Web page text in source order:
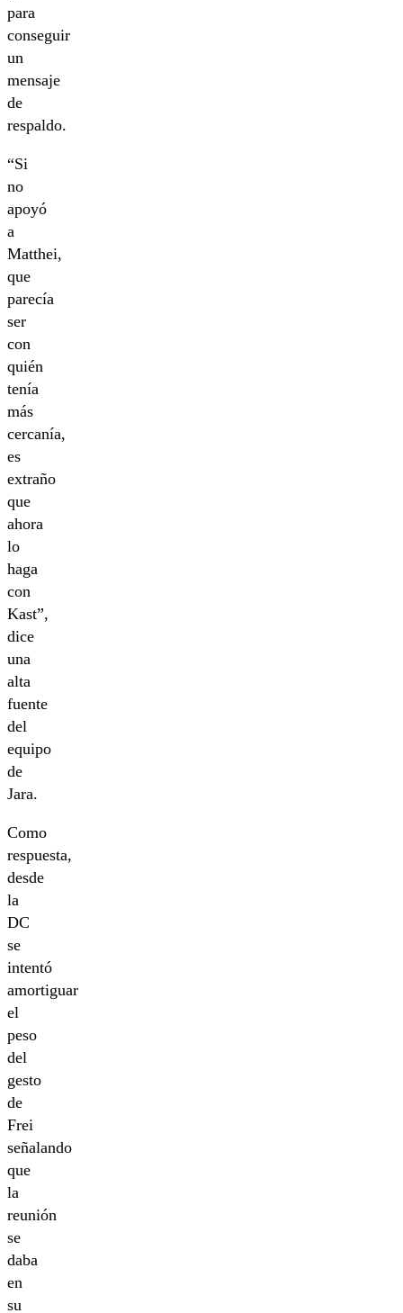
para
conseguir
un
mensaje
de
respaldo.
“Si
no
apoyó
a
Matthei,
que
parecía
ser
con
quién
tenía
más
cercanía,
es
extraño
que
ahora
lo
haga
con
Kast”,
dice
una
alta
fuente
del
equipo
de
Jara.
Como
respuesta,
desde
la
DC
se
intentó
amortiguar
el
peso
del
gesto
de
Frei
señalando
que
la
reunión
se
daba
en
su